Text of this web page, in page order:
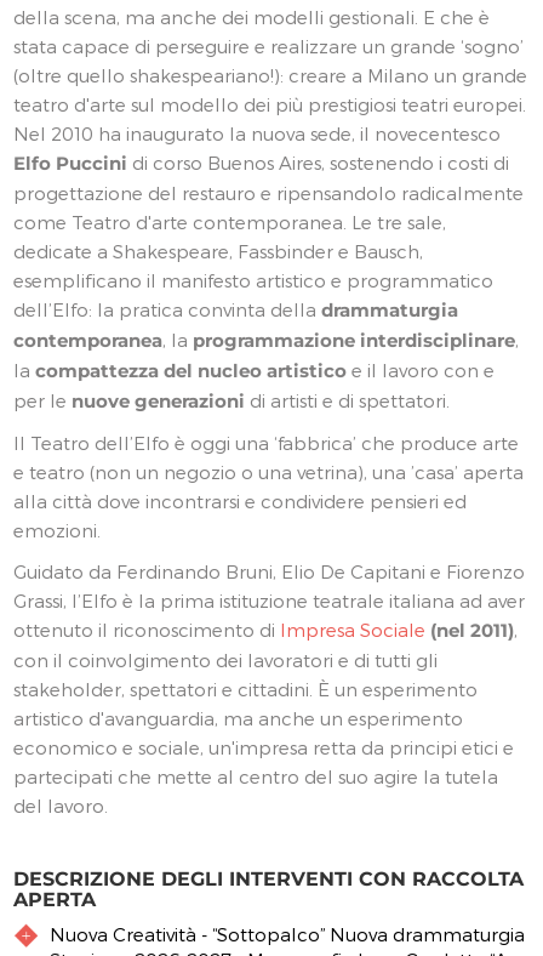
della scena, ma anche dei modelli gestionali. E che è
stata capace di perseguire e realizzare un grande ‘sogno’
(oltre quello shakespeariano!): creare a Milano un grande
teatro d'arte sul modello dei più prestigiosi teatri europei.
Nel 2010 ha inaugurato la nuova sede, il novecentesco
Elfo Puccini di corso Buenos Aires, sostenendo i costi di
progettazione del restauro e ripensandolo radicalmente
come Teatro d'arte contemporanea. Le tre sale,
dedicate a Shakespeare, Fassbinder e Bausch,
esemplificano il manifesto artistico e programmatico
dell’Elfo: la pratica convinta delladrammaturgia
contemporanea, la programmazione interdisciplinare,
lacompattezza del nucleo artistico e il lavoro con e
per le nuove generazioni di artisti e di spettatori.
Il Teatro dell’Elfo è oggi una ‘fabbrica’ che produce arte
e teatro (non un negozio o una vetrina), una ’casa’ aperta
alla città dove incontrarsi e condividere pensieri ed
emozioni.
Guidato da Ferdinando Bruni, Elio De Capitani e Fiorenzo
Grassi, l’Elfo è la prima istituzione teatrale italiana ad aver
ottenuto il riconoscimento di Impresa Sociale (nel 2011),
con il coinvolgimento dei lavoratori e di tutti gli
stakeholder, spettatori e cittadini. È un esperimento
artistico d'avanguardia, ma anche un esperimento
economico e sociale, un'impresa retta da principi etici e
partecipati che mette al centro del suo agire la tutela
del lavoro.
DESCRIZIONE DEGLI INTERVENTI CON RACCOLTA
APERTA
Nuova Creatività - “Sottopalco” Nuova drammaturgia